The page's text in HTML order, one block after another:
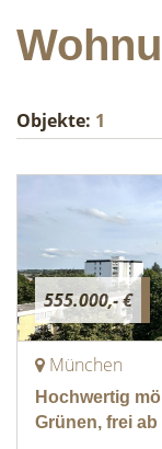
Objekte: 1
555.000,- €
München
Hochwertig
Grünen, frei